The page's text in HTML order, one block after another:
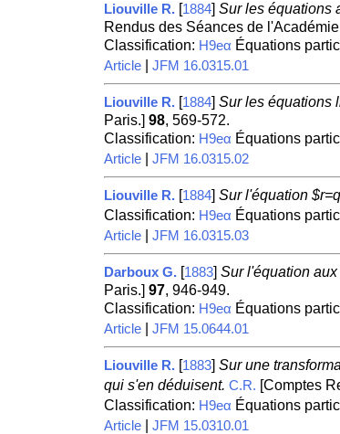
Liouville R. [1884] Sur les équations
Rendus des Séances de
Classification: H9eα Équations
Article| JFM 16.0315.01
Liouville R. [1884] Sur les équations
Paris.] 98, 569-572.
Classification: H9eα Équations
Article| JFM 16.0315.02
Liouville R. [1884] Sur l'équation
Classification: H9eα Équations
Article| JFM 16.0315.03
Darboux G. [1883] Sur l'équation
Paris.] 97, 946-949.
Classification: H9eα Équations
Article| JFM 15.0644.01
Liouville R. [1883] Sur une
qui s'en déduisent. C.R. [Comptes
Classification: H9eα Équations
Article| JFM 15.0310.01